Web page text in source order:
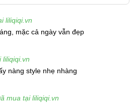
liliqiqi.vn
mặc cả ngày vẫn đẹp
liliqiqi.vn
nàng style nhẹ nhàng
mua tại liliqiqi.vn